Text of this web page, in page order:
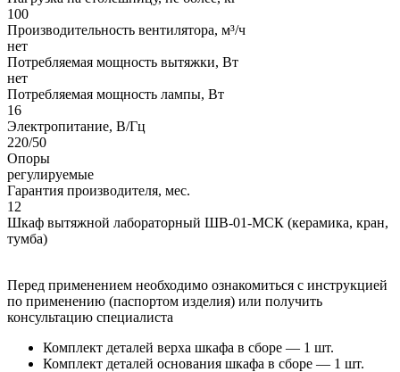
100
Производительность вентилятора, м³/ч
нет
Потребляемая мощность вытяжки, Вт
нет
Потребляемая мощность лампы, Вт
16
Электропитание, В/Гц
220/50
Опоры
регулируемые
Гарантия производителя, мес.
12
Шкаф вытяжной лабораторный ШВ-01-МСК (керамика, кран,
тумба)
Перед применением необходимо ознакомиться с инструкцией
по применению (паспортом изделия) или получить
консультацию специалиста
Комплект деталей верха шкафа в сборе — 1 шт.
Комплект деталей основания шкафа в сборе — 1 шт.